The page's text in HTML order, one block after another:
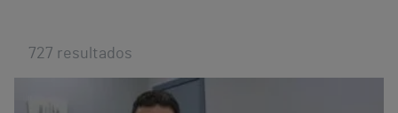
727 resultados